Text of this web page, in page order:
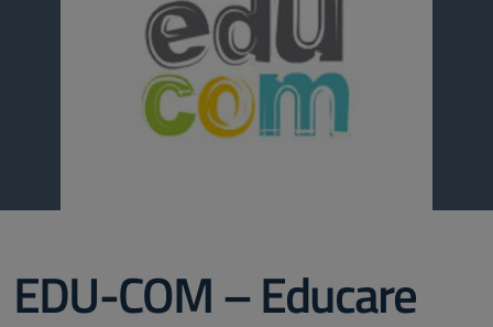
EDU-COM – Educare